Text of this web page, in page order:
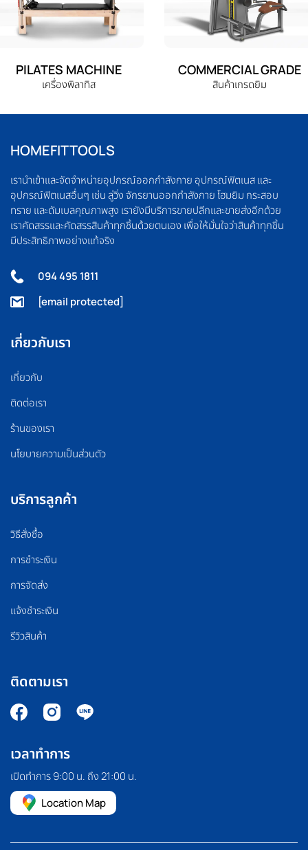
PILATES MACHINE
เครื่องพิลาทิส
COMMERCIAL GRADE
สินค้าเกรดยิม
HOMEFITTOOLS
เรานำเข้าและจัดจำหน่ายอุปกรณ์ออกกำลังกาย อุปกรณ์ฟิตเนส และ
อุปกรณ์ฟิตเนสอื่นๆ เช่น ลู่วิ่ง จักรยานออกกำลังกาย โฮมยิม กระสอบ
ทราย และดัมเบลคุณภาพสูง เรายังมีบริการขายปลีกและขายส่งอีกด้วย
เราคัดสรรและคัดสรรสินค้าทุกชิ้นด้วยตนเอง เพื่อให้มั่นใจว่าสินค้าทุกชิ้น
มีประสิทธิภาพอย่างแท้จริง
094 495 1811
[email protected]
เกี่ยวกับเรา
เกี่ยวกับ
ติดต่อเรา
ร้านของเรา
นโยบายความเป็นส่วนตัว
บริการลูกค้า
วิธีสั่งซื้อ
การชำระเงิน
การจัดส่ง
แจ้งชำระเงิน
รีวิวสินค้า
ติดตามเรา
เวลาทำการ
เปิดทำการ 9:00 น. ถึง 21:00 น.
Location Map